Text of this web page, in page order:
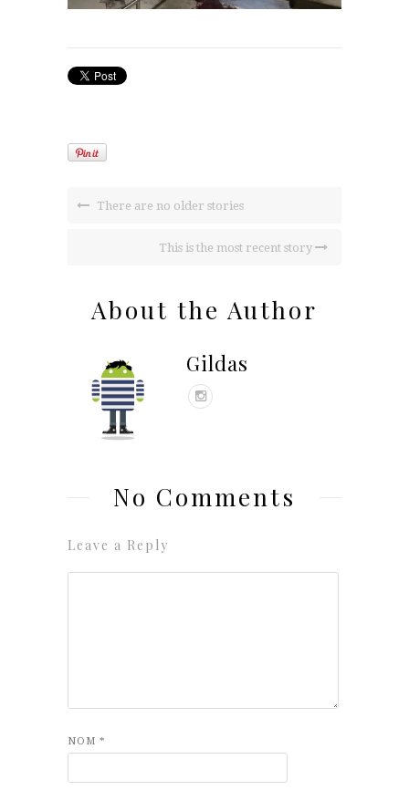
There are no older stories
This is the most recent story
About the Author
Gildas
No Comments
Leave a Reply
NOM *